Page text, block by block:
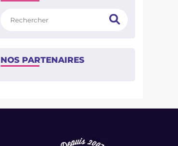
NOS PARTENAIRES